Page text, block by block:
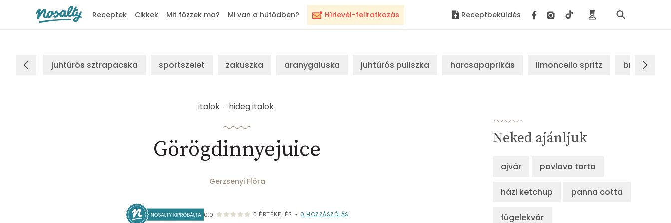
Hírlevél-feliratkozás
Receptek Cikkek Mit főzzek ma? Mi van a hűtődben? Receptbeküldés
juhtúrós sztrapacska sportszelet zakuszka aranygaluska juhtúrós puliszka harcsapaprikás limoncello spritz brassói
italok hideg italok
Görögdinnyejuice
Gerzsenyi Flóra
0,0 0 ÉRTÉKELÉS • 0 HOZZÁSZÓLÁS
Neked ajánljuk
ajvár pavlova torta
házi ketchup panna cotta
fügelekvár